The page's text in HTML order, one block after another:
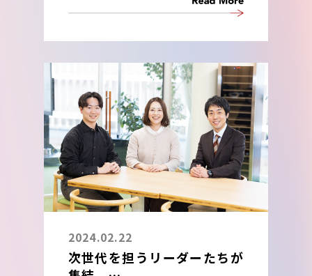
2024.02.22
次世代を担うリーダーたちが